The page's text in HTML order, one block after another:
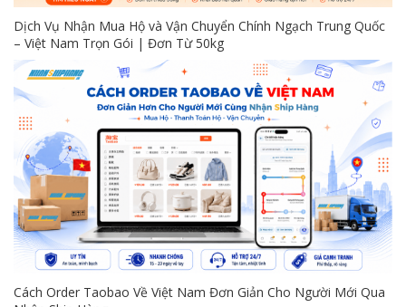
Dịch Vụ Nhận Mua Hộ và Vận Chuyển Chính Ngạch Trung Quốc
– Việt Nam Trọn Gói | Đơn Từ 50kg
Cách Order Taobao Về Việt Nam Đơn Giản Cho Người Mới Qua